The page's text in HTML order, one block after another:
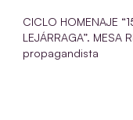
CICLO HOMENAJE
LEJÁRRAGA”.
propagandista